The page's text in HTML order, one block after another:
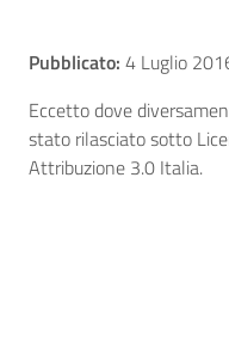
Pubblicato: 4 Luglio
Eccetto dove
stato rilasciato sotto
Attribuzione 3.0 Italia.